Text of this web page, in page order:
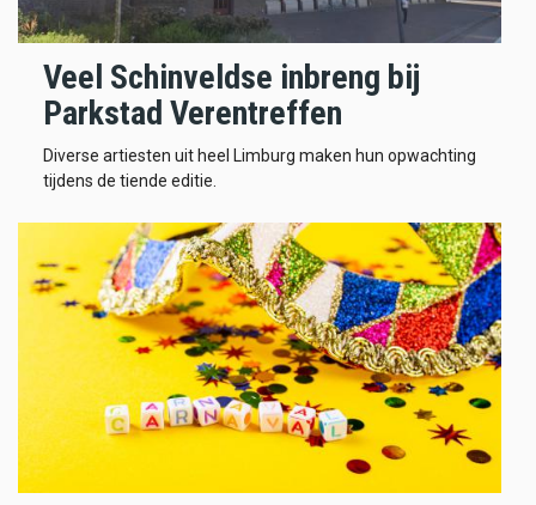
Veel Schinveldse inbreng bij
Parkstad Verentreffen
Diverse artiesten uit heel Limburg maken hun opwachting
tijdens de tiende editie.